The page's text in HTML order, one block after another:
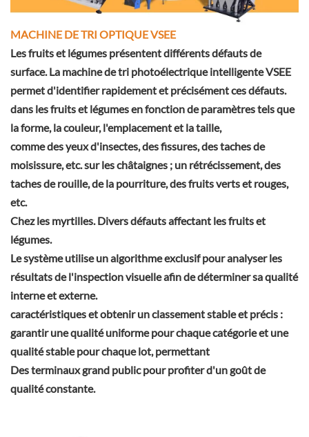
MACHINE DE TRI OPTIQUE VSEE
Les fruits et légumes présentent différents défauts de
surface. La machine de tri photoélectrique intelligente VSEE
permet d'identifier rapidement et précisément ces défauts.
dans les fruits et légumes en fonction de paramètres tels que
la forme, la couleur, l'emplacement et la taille,
comme des yeux d'insectes, des fissures, des taches de
moisissure, etc. sur les châtaignes ; un rétrécissement, des
taches de rouille, de la pourriture, des fruits verts et rouges,
etc.
Chez les myrtilles. Divers défauts affectant les fruits et
légumes.
Le système utilise un algorithme exclusif pour analyser les
résultats de l'inspection visuelle afin de déterminer sa qualité
interne et externe.
caractéristiques et obtenir un classement stable et précis :
garantir une qualité uniforme pour chaque catégorie et une
qualité stable pour chaque lot, permettant
Des terminaux grand public pour profiter d'un goût de
qualité constante.